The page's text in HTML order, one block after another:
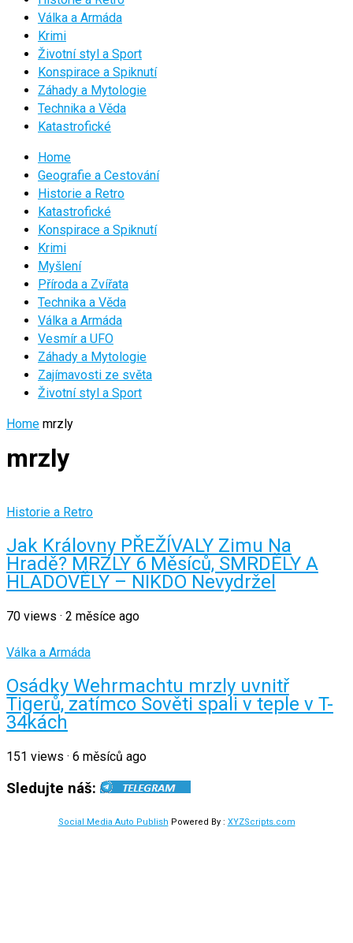
Válka a Armáda
Krimi
Životní styl a Sport
Konspirace a Spiknutí
Záhady a Mytologie
Technika a Věda
Katastrofické
Home
Geografie a Cestování
Historie a Retro
Katastrofické
Konspirace a Spiknutí
Krimi
Myšlení
Příroda a Zvířata
Technika a Věda
Válka a Armáda
Vesmír a UFO
Záhady a Mytologie
Zajímavosti ze světa
Životní styl a Sport
Home mrzly
mrzly
Historie a Retro
Jak Královny PŘEŽÍVALY Zimu Na
Hradě? MRZLY 6 Měsíců, SMRDĚLY A
HLADOVĚLY – NIKDO Nevydržel
70 views · 2 měsíce ago
Válka a Armáda
Osádky Wehrmachtu mrzly uvnitř
Tigerů, zatímco Sověti spali v teple v T-
34kách
151 views · 6 měsíců ago
Sledujte náš:
Social Media Auto Publish Powered By : XYZScripts.com